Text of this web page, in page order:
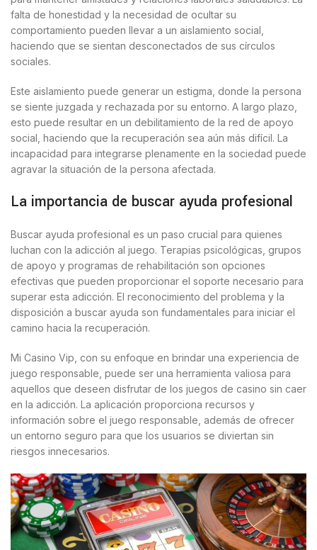
falta de honestidad y la necesidad de ocultar su
comportamiento pueden llevar a un aislamiento social,
haciendo que se sientan desconectados de sus círculos
sociales.
Este aislamiento puede generar un estigma, donde la persona
se siente juzgada y rechazada por su entorno. A largo plazo,
esto puede resultar en un debilitamiento de la red de apoyo
social, haciendo que la recuperación sea aún más difícil. La
incapacidad para integrarse plenamente en la sociedad puede
agravar la situación de la persona afectada.
La importancia de buscar ayuda profesional
Buscar ayuda profesional es un paso crucial para quienes
luchan con la adicción al juego. Terapias psicológicas, grupos
de apoyo y programas de rehabilitación son opciones
efectivas que pueden proporcionar el soporte necesario para
superar esta adicción. El reconocimiento del problema y la
disposición a buscar ayuda son fundamentales para iniciar el
camino hacia la recuperación.
Mi Casino Vip, con su enfoque en brindar una experiencia de
juego responsable, puede ser una herramienta valiosa para
aquellos que deseen disfrutar de los juegos de casino sin caer
en la adicción. La aplicación proporciona recursos y
información sobre el juego responsable, además de ofrecer
un entorno seguro para que los usuarios se diviertan sin
riesgos innecesarios.